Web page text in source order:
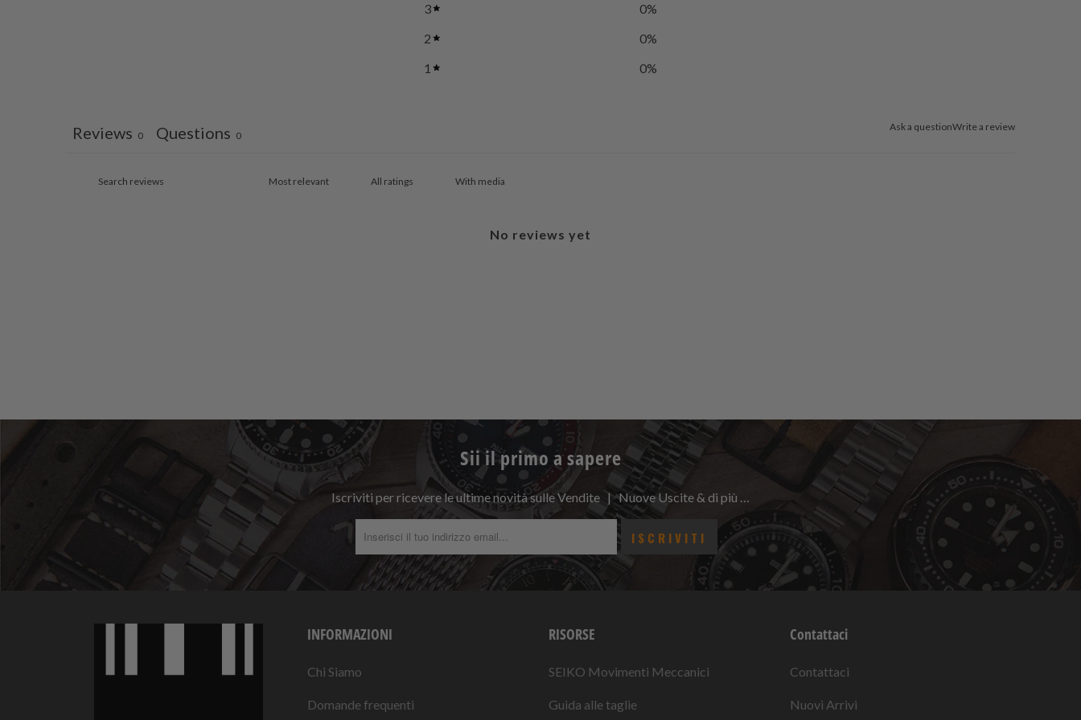
3
0%
2
0%
1
0%
Ask a questionWrite a review
Reviews 0 Questions 0
With media
No reviews yet
Sii il primo a sapere
Iscriviti per ricevere le ultime novità sulle Vendite | Nuove Uscite & di più …
INFORMAZIONI
Chi Siamo
Domande frequenti
RISORSE
SEIKO Movimenti Meccanici
Guida alle taglie
Contattaci
Contattaci
Nuovi Arrivi